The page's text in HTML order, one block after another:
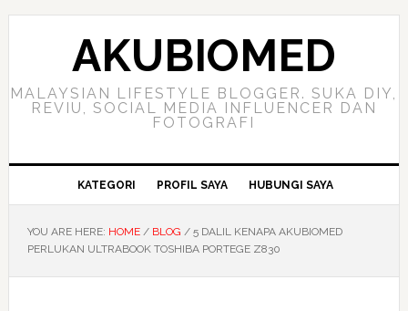
Skip
Skip
Skip
AKUBIOMED
MALAYSIAN LIFESTYLE BLOGGER. SUKA DIY,
REVIU, SOCIAL MEDIA INFLUENCER DAN
FOTOGRAFI
KATEGORI PROFIL SAYA HUBUNGI SAYA
YOU ARE HERE: HOME / BLOG /5 DALIL KENAPA AKUBIOMED
PERLUKAN ULTRABOOK TOSHIBA PORTEGE Z830